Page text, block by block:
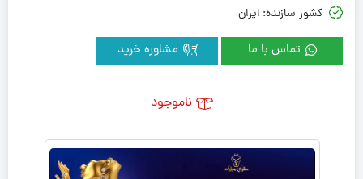
کشور سازنده: ایران
تماس با ما
ناموجود